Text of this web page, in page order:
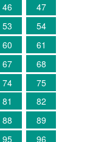
46
47
53
54
60
61
67
68
74
75
81
82
88
89
95
96